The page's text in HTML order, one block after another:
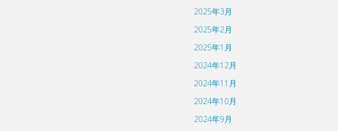
2025年3月
2025年2月
2025年1月
2024年12月
2024年11月
2024年10月
2024年9月